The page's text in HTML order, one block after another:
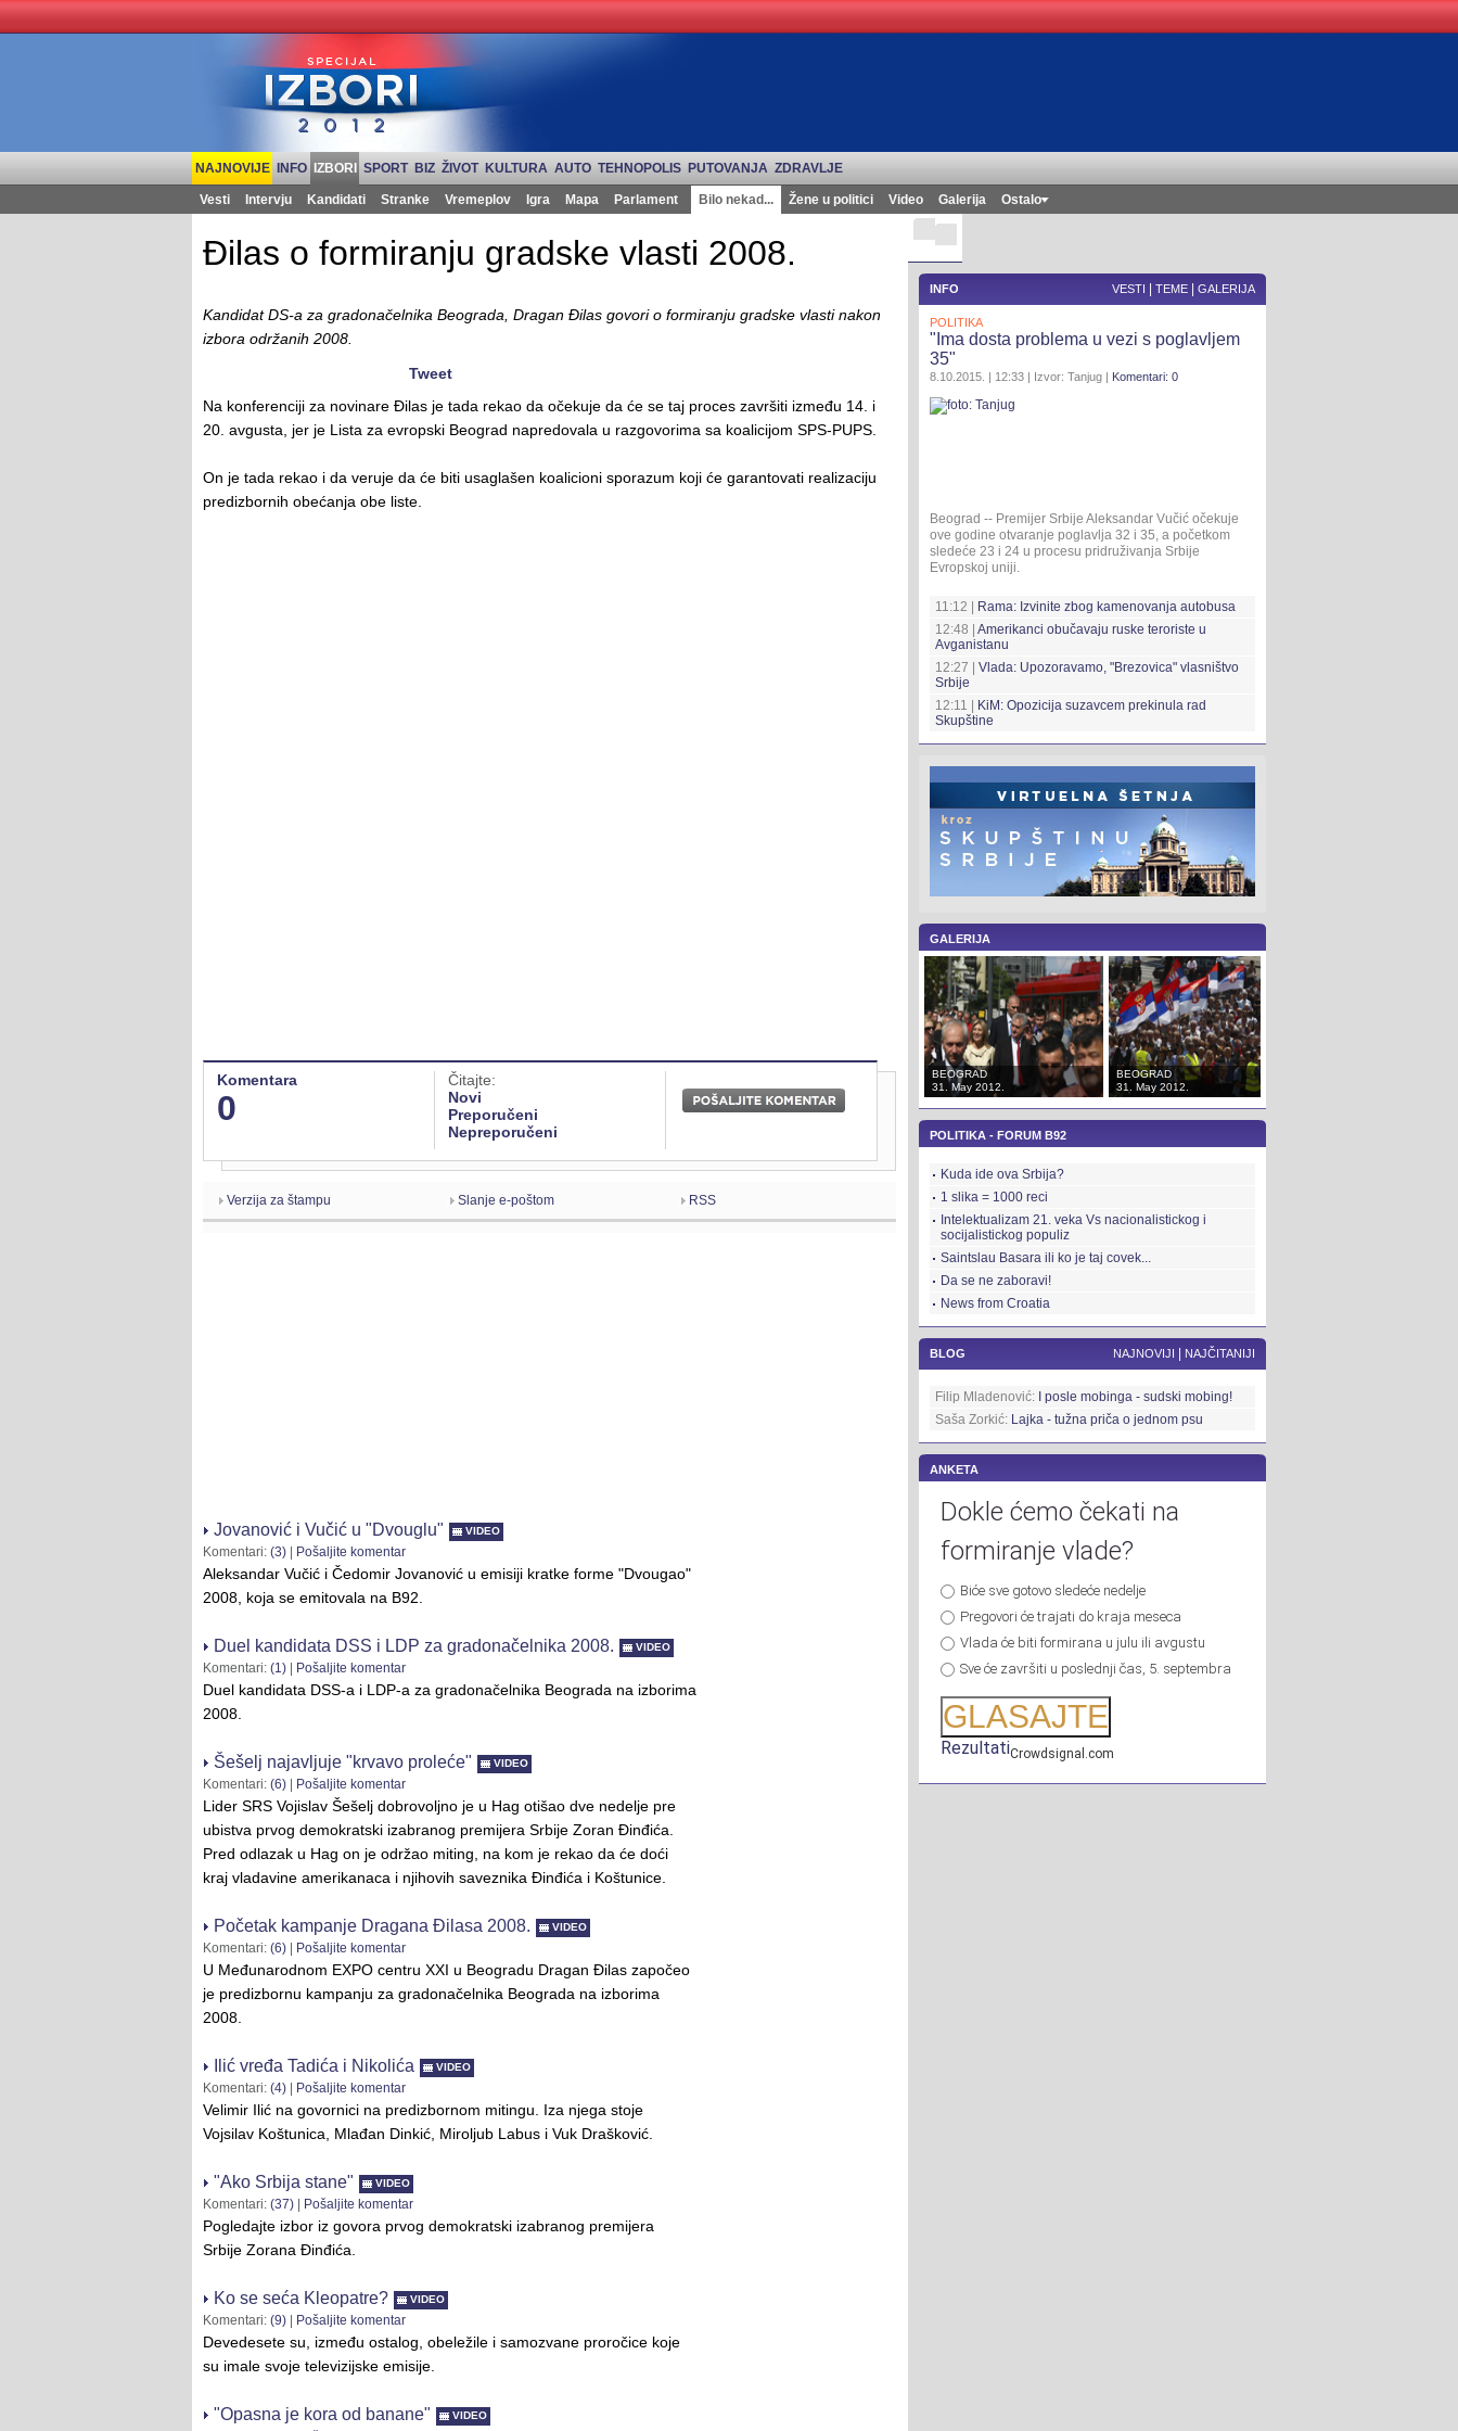
NAJNOVIJE INFO IZBORI SPORT BIZ ŽIVOT KULTURA AUTO TEHNOPOLIS PUTOVANJA ZDRAVLJE
Vesti Intervju Kandidati Stranke Vremeplov Igra Mapa Parlament Bilo nekad... Žene u politici Video Galerija Ostalo
Đilas o formiranju gradske vlasti 2008.
Kandidat DS-a za gradonačelnika Beograda, Dragan Đilas govori o formiranju gradske vlasti nakon
izbora održanih 2008.
Tweet
Na konferenciji za novinare Đilas je tada rekao da očekuje da će se taj proces završiti između 14. i
20. avgusta, jer je Lista za evropski Beograd napredovala u razgovorima sa koalicijom SPS-PUPS.
On je tada rekao i da veruje da će biti usaglašen koalicioni sporazum koji će garantovati realizaciju
predizbornih obećanja obe liste.
Komentara
0
Čitajte:
Novi
Preporučeni
Nepreporučeni
Verzija za štampu Slanje e-poštom RSS
Jovanović i Vučić u "Dvouglu" VIDEO
Komentari: (3) Pošaljite komentar
Aleksandar Vučić i Čedomir Jovanović u emisiji kratke forme "Dvougao"
2008, koja se emitovala na B92.
Duel kandidata DSS i LDP za gradonačelnika 2008. VIDEO
Komentari: (1) Pošaljite komentar
Duel kandidata DSS-a i LDP-a za gradonačelnika Beograda na izborima
2008.
Šešelj najavljuje "krvavo proleće" VIDEO
Komentari: (6) Pošaljite komentar
Lider SRS Vojislav Šešelj dobrovoljno je u Hag otišao dve nedelje pre
ubistva prvog demokratski izabranog premijera Srbije Zoran Đinđića.
Pred odlazak u Hag on je održao miting, na kom je rekao da će doći
kraj vladavine amerikanaca i njihovih saveznika Đinđića i Koštunice.
Početak kampanje Dragana Đilasa 2008. VIDEO
Komentari: (6) Pošaljite komentar
U Međunarodnom EXPO centru XXI u Beogradu Dragan Đilas započeo
je predizbornu kampanju za gradonačelnika Beograda na izborima
2008.
Ilić vređa Tadića i Nikolića VIDEO
Komentari: (4) Pošaljite komentar
Velimir Ilić na govornici na predizbornom mitingu. Iza njega stoje
Vojsilav Koštunica, Mlađan Dinkić, Miroljub Labus i Vuk Drašković.
"Ako Srbija stane" VIDEO
Komentari: (37) Pošaljite komentar
Pogledajte izbor iz govora prvog demokratski izabranog premijera
Srbije Zorana Đinđića.
Ko se seća Kleopatre? VIDEO
Komentari: (9) Pošaljite komentar
Devedesete su, između ostalog, obeležile i samozvane proročice koje
su imale svoje televizijske emisije.
"Opasna je kora od banane" VIDEO
INFO VESTI TEME GALERIJA
POLITIKA
"Ima dosta problema u vezi s poglavljem
35"
8.10.2015. | 12:33 | Izvor: Tanjug | Komentari: 0
Beograd -- Premijer Srbije Aleksandar Vučić očekuje
ove godine otvaranje poglavlja 32 i 35, a početkom
sledeće 23 i 24 u procesu pridruživanja Srbije
Evropskoj uniji.
11:12 |
Rama: Izvinite zbog kamenovanja autobusa
12:48 | Amerikanci obučavaju ruske teroriste u
Avganistanu
12:27 | Vlada: Upozoravamo, "Brezovica" vlasništvo
Srbije
12:11 |
KiM: Opozicija suzavcem prekinula rad
Skupštine
GALERIJA
31. May 2012.
BEOGRAD
31. May 2012.
BEOGRAD
31. May 2012.
POLITIKA - FORUM B92
Kuda ide ova Srbija?
1 slika = 1000 reci
Intelektualizam 21. veka Vs nacionalistickog i
socijalistickog populiz
Saintslau Basara ili ko je taj covek...
Da se ne zaboravi!
News from Croatia
BLOG NAJNOVIJI NAJČITANIJI
Filip Mladenović:
I posle mobinga - sudski mobing!
Saša Zorkić: Lajka - tužna priča o jednom psu
ANKETA
Dokle ćemo čekati na
formiranje vlade?
Biće sve gotovo sledeće nedelje
Pregovori će trajati do kraja meseca
Vlada će biti formirana u julu ili avgustu
Sve će završiti u poslednji čas, 5. septembra
GLASAJTE
RezultatiCrowdsignal.com